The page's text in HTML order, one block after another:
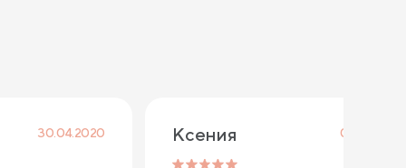
30.04.2020 Ксения 01.06.2019